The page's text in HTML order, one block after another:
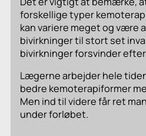
forskellige typer
kan variere meget og være
bivirkninger til stort set
bivirkninger forsvinder
Lægerne arbejder hele
bedre kemoterapiformer
Men ind til videre får ret
under forløbet.